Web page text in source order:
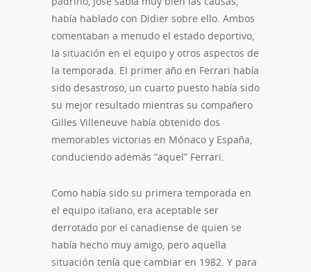
había hablado con Didier sobre ello. Ambos
comentaban a menudo el estado deportivo,
la situación en el equipo y otros aspectos de
la temporada. El primer año en Ferrari había
sido desastroso, un cuarto puesto había sido
su mejor resultado mientras su compañero
Gilles Villeneuve había obtenido dos
memorables victorias en Mónaco y España,
conduciendo además “aquel” Ferrari.
Como había sido su primera temporada en
el equipo italiano, era aceptable ser
derrotado por el canadiense de quien se
había hecho muy amigo, pero aquella
situación tenía que cambiar en 1982. Y para